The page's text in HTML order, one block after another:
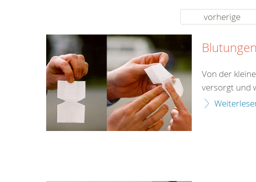
rund um die Uhr
vorherige
Blutungen
Von der
versorgt und